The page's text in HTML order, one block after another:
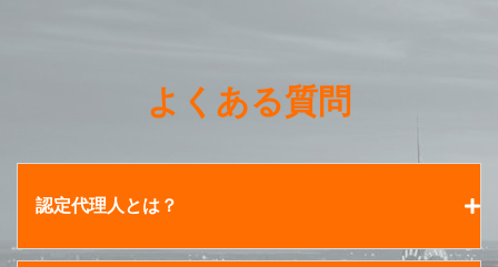
よくある質問
認定代理人とは？